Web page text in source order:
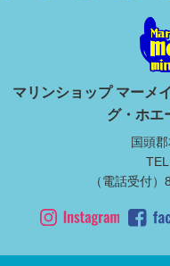
マリンショップ マーメ
グ・ホエ
国頭
（電話受付